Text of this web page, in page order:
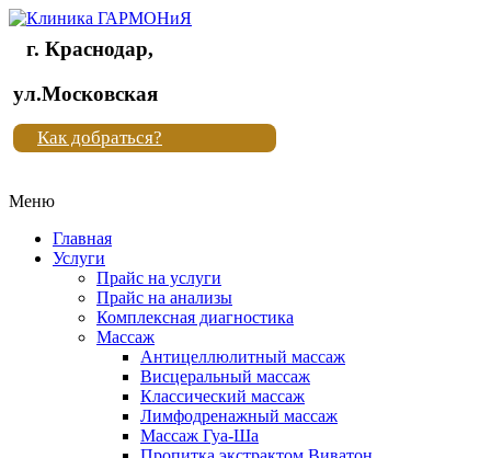
Клиника
"Новая
жизнь"
Клиника
жизнь"
г. Краснодар,
ул.Московская
Как добраться?
Меню
Главная
Услуги
Прайс на услуги
Прайс на анализы
Комплексная диагностика
Массаж
Антицеллюлитный массаж
Висцеральный массаж
Классический массаж
Лимфодренажный массаж
Массаж Гуа-Ша